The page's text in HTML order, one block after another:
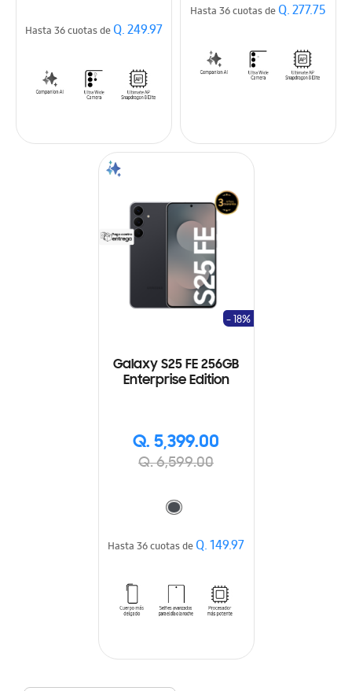
Hasta 36 cuotas deQ. 249.97
Hasta 36 cuotas deQ. 277.75
Galaxy S25 FE 256GB
Enterprise Edition
Q. 5,399.00
Q. 6,599.00
- 18%
Hasta 36 cuotas deQ. 149.97